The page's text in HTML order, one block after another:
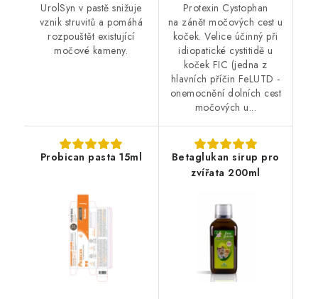
UrolSyn v pastě snižuje
vznik struvitů a pomáhá
rozpouštět existující
močové kameny.
Protexin Cystophan
na zánět močových cest u
koček. Velice účinný při
idiopatické cystitidě u
koček FIC (jedna z
hlavních příčin FeLUTD -
onemocnění dolních cest
močových u...
Probican pasta 15ml
Betaglukan sirup pro
zvířata 200ml